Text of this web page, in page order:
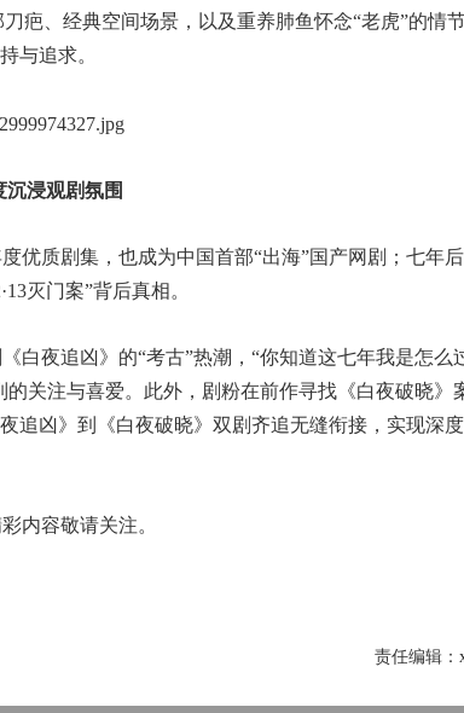
疤、经典空间场景，以及重养肺鱼怀念“老虎”的情节
与追求。
浸观剧氛围
优质剧集，也成为中国首部“出海”国产网剧；七年后
灭门案”背后真相。
白夜追凶》的“考古”热潮，“你知道这七年我是怎么
关注与喜爱。此外，剧粉在前作寻找《白夜破晓》
追凶》到《白夜破晓》双剧齐追无缝衔接，实现深
内容敬请关注。
责任编辑：